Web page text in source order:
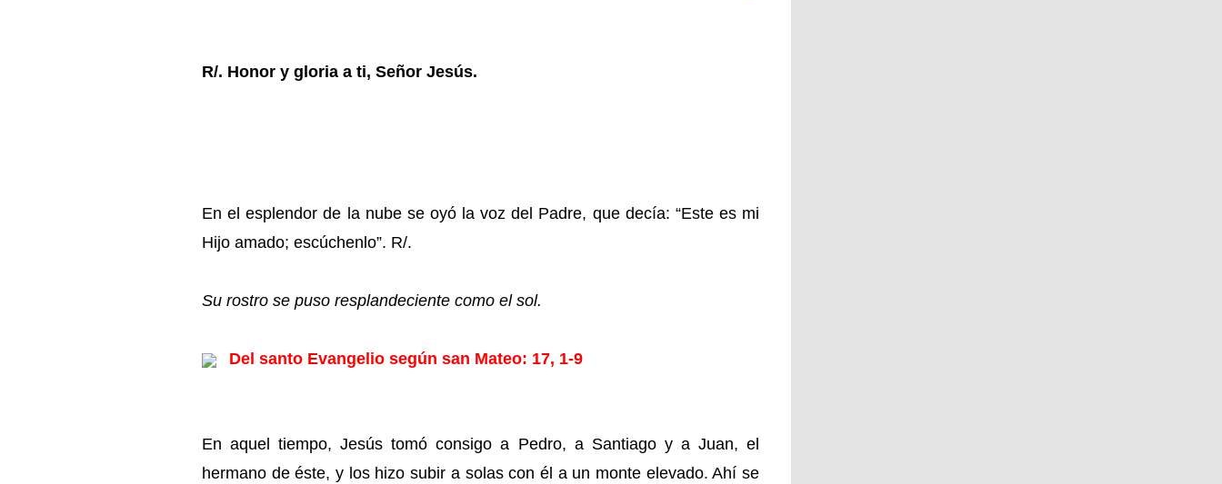
R/. Honor y gloria a ti, Señor Jesús.
En el esplendor de la nube se oyó la voz del Padre, que decía: “Este es mi
Hijo amado; escúchenlo”. R/.
Su rostro se puso resplandeciente como el sol.
Del santo Evangelio según san Mateo: 17, 1-9
En aquel tiempo, Jesús tomó consigo a Pedro, a Santiago y a Juan, el
hermano de éste, y los hizo subir a solas con él a un monte elevado. Ahí se